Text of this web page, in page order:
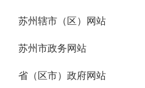
苏州辖市（区）网站
苏州市政务网站
省（区市）政府网站